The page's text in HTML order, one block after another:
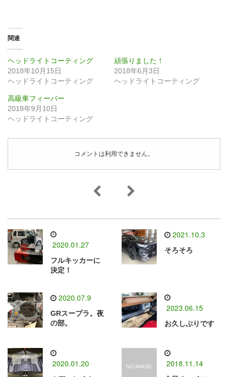
関連
ヘッドライトコーティング
2018年10月15日
ヘッドライトコーティング
頑張りました！
2018年6月3日
ヘッドライトコーティング
高級車フィーバー
2018年9月10日
ヘッドライトコーティング
コメントは利用できません。
2020.01.27
フルキッカーに
決定！
2021.10.3
そろそろ
2020.07.9
GRスープラ。夜
の部。
2023.06.15
お久しぶりです
2020.01.20 2018.11.14